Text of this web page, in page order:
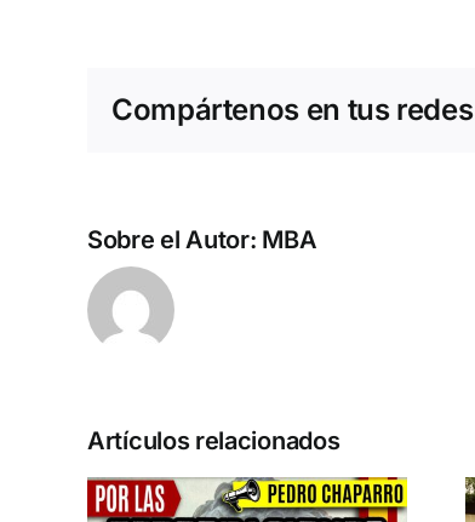
Compártenos en tus redes
Sobre el Autor: MBA
Artículos relacionados